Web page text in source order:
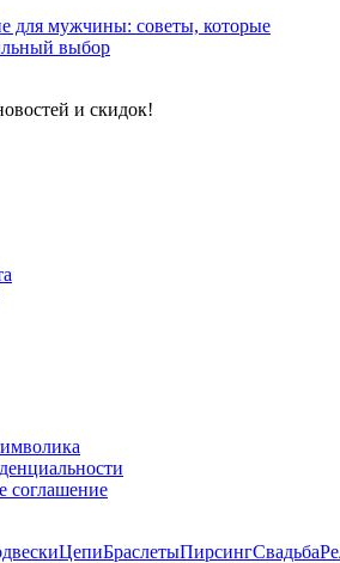
для мужчины: советы, которые
выбор
и скидок!
соглашение
ЦепиБраслетыПирсингСвадьба